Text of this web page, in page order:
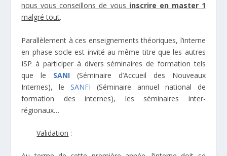
nous vous conseillons de vous inscrire en master 1
malgré tout.
Parallèlement à ces enseignements théoriques, l’interne
en phase socle est invité au même titre que les autres
ISP à participer à divers séminaires de formation tels
que le SANI (Séminaire d’Accueil des Nouveaux
Internes), leSANFI (Séminaire annuel national de
formation des internes), les séminaires inter-
régionaux…
Validation :